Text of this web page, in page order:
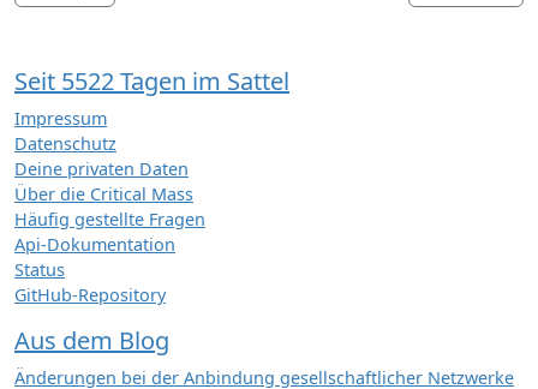
Seit 5522 Tagen im Sattel
Impressum
Datenschutz
Deine privaten Daten
Über die Critical Mass
Häufig gestellte Fragen
Api-Dokumentation
Status
GitHub-Repository
Aus dem Blog
Änderungen bei der Anbindung gesellschaftlicher Netzwerke